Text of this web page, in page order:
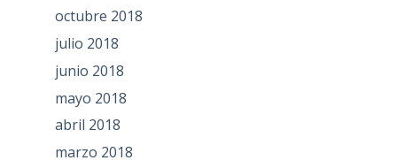
octubre 2018
julio 2018
junio 2018
mayo 2018
abril 2018
marzo 2018